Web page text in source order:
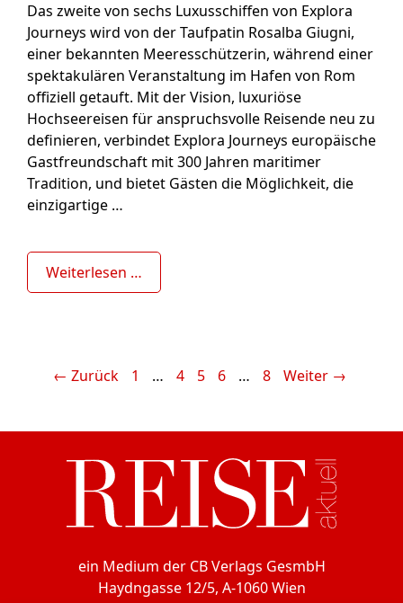
Das zweite von sechs Luxusschiffen von Explora
Journeys wird von der Taufpatin Rosalba Giugni,
einer bekannten Meeresschützerin, während einer
spektakulären Veranstaltung im Hafen von Rom
offiziell getauft. Mit der Vision, luxuriöse
Hochseereisen für anspruchsvolle Reisende neu zu
definieren, verbindet Explora Journeys europäische
Gastfreundschaft mit 300 Jahren maritimer
Tradition, und bietet Gästen die Möglichkeit, die
einzigartige …
Weiterlesen …
← Zurück Seite
1 … Seite
4 Seite
5 Seite
6 … Seite
8 Weiter →
ein Medium der CB Verlags GesmbH
Haydngasse 12/5, A-1060 Wien